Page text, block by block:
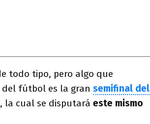
todo tipo, pero algo que
fútbol es la gran semifinal del
, la cual se disputará este mismo